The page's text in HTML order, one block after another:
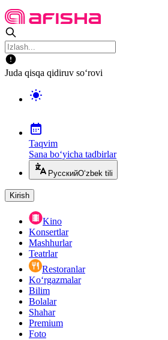
Juda qisqa qidiruv so‘rovi
Taqvim
Sana bo‘yicha tadbirlar
РусскийO‘zbek tili
Kirish
Kino
Konsertlar
Mashhurlar
Teatrlar
Restoranlar
Ko‘rgazmalar
Bilim
Bolalar
Shahar
Premium
Foto